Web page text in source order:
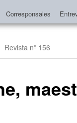
Corresponsales
Revista nº 156